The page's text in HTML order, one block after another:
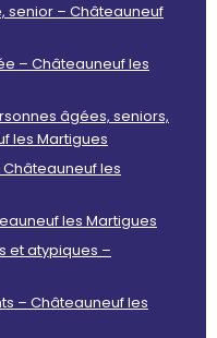
senior – Châteauneuf
– Châteauneuf les
âgées, seniors,
les Martigues
les
les Martigues
et atypiques –
– Châteauneuf les